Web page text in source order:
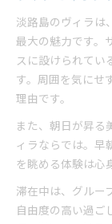
淡路島のヴィラは
最大の魅力です。
スに設けられてい
す。周囲を気にせ
理由です。
また、朝日が昇る
ィラならでは。早
を眺める体験は心
滞在中は、グルー
自由度の高い過ご